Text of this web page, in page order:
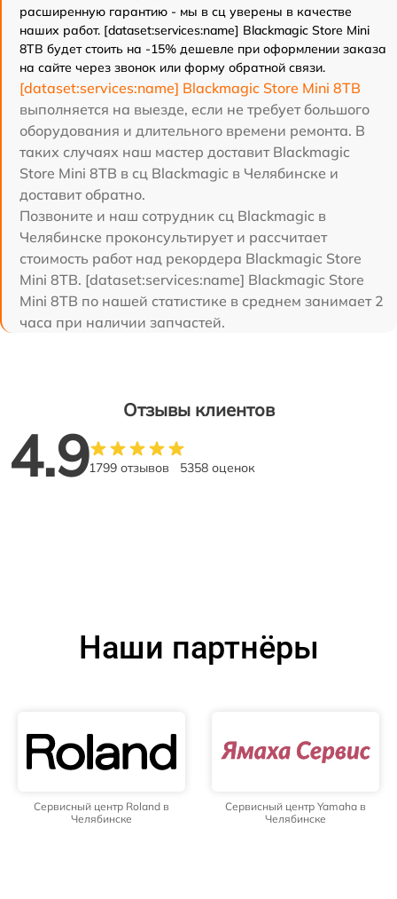
расширенную гарантию - мы в сц уверены в качестве
наших работ. [dataset:services:name] Blackmagic Store Mini
8TB будет стоить на -15% дешевле при оформлении заказа
на сайте через звонок или форму обратной связи.
[dataset:services:name] Blackmagic Store Mini 8TB
выполняется на выезде, если не требует большого
оборудования и длительного времени ремонта. В
таких случаях наш мастер доставит Blackmagic
Store Mini 8TB в сц Blackmagic в Челябинске и
доставит обратно.
Позвоните и наш сотрудник сц Blackmagic в
Челябинске проконсультирует и рассчитает
стоимость работ над рекордера Blackmagic Store
Mini 8TB. [dataset:services:name] Blackmagic Store
Mini 8TB по нашей статистике в среднем занимает 2
часа при наличии запчастей.
Отзывы клиентов
4.91799 отзывов 5358 оценок
Наши партнёры
Сервисный центр Roland в
Челябинске
Сервисный центр Yamaha в
Челябинске